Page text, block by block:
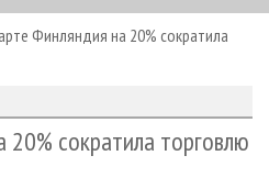
Финляндия на 20% сократила
сократила торговлю